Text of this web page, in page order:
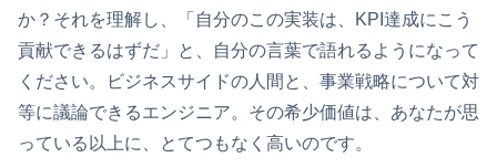
か？それを理解し、「自分のこの実装は、KPI達成にこう
貢献できるはずだ」と、自分の言葉で語れるようになって
ください。ビジネスサイドの人間と、事業戦略について対
等に議論できるエンジニア。その希少価値は、あなたが思
っている以上に、とてつもなく高いのです。